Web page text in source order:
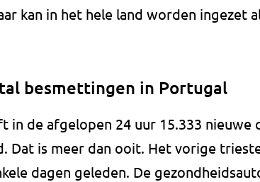
kan in het hele land worden ingezet
besmettingen in Portugal
in de afgelopen 24 uur 15.333 nieuwe
Dat is meer dan ooit. Het vorige
dagen geleden. De